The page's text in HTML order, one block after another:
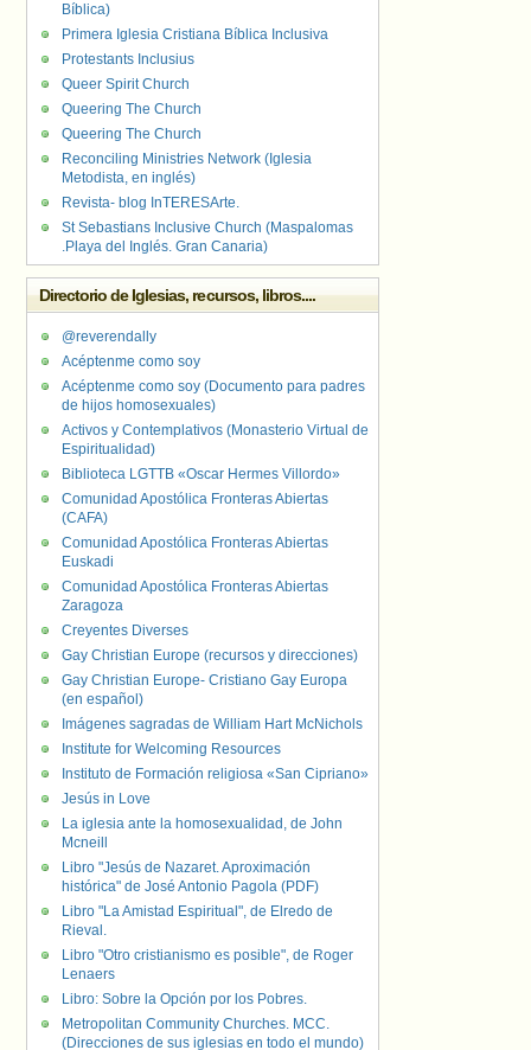
Bíblica)
Primera Iglesia Cristiana Bíblica Inclusiva
Protestants Inclusius
Queer Spirit Church
Queering The Church
Queering The Church
Reconciling Ministries Network (Iglesia
Metodista, en inglés)
Revista- blog InTERESArte.
St Sebastians Inclusive Church (Maspalomas
.Playa del Inglés. Gran Canaria)
Directorio de Iglesias, recursos, libros....
@reverendally
Acéptenme como soy
Acéptenme como soy (Documento para padres
de hijos homosexuales)
Activos y Contemplativos (Monasterio Virtual de
Espiritualidad)
Biblioteca LGTTB «Oscar Hermes Villordo»
Comunidad Apostólica Fronteras Abiertas
(CAFA)
Comunidad Apostólica Fronteras Abiertas
Euskadi
Comunidad Apostólica Fronteras Abiertas
Zaragoza
Creyentes Diverses
Gay Christian Europe (recursos y direcciones)
Gay Christian Europe- Cristiano Gay Europa
(en español)
Imágenes sagradas de William Hart McNichols
Institute for Welcoming Resources
Instituto de Formación religiosa «San Cipriano»
Jesús in Love
La iglesia ante la homosexualidad, de John
Mcneill
Libro "Jesús de Nazaret. Aproximación
histórica" de José Antonio Pagola (PDF)
Libro "La Amistad Espiritual", de Elredo de
Rieval.
Libro "Otro cristianismo es posible", de Roger
Lenaers
Libro: Sobre la Opción por los Pobres.
Metropolitan Community Churches. MCC.
(Direcciones de sus iglesias en todo el mundo)